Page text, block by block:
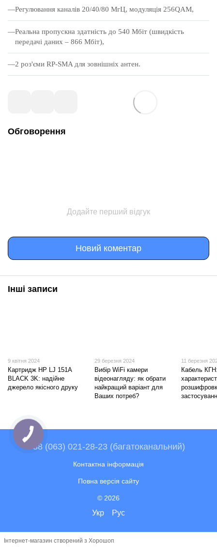
Регулювання каналів 20/40/80 МгЦ, модуляція 256QAM,
Реальна пропускна здатність до 540 Мбіт (швидкість
передачі даних – 866 Мбіт),
2 роз'єми RP-SMA для зовнішніх антен.
Обговорення
Додайте перший відгук
Новий коментар
Інші записи
9 квітня 2024
Картридж HP LJ 151A
BLACK 3K: надійне
джерело якісного друку
29 березня 2024
Вибір WiFi камери
відеонагляду: як обрати
найкращий варіант для
Ваших потреб?
11 березня
Кабель
+38 (063) 021-28-23 (багатоканальний)
Контактна інформація
Повна версія сайту
© 2026
Укр Рус
Інтернет-магазин створений з Хорошоп